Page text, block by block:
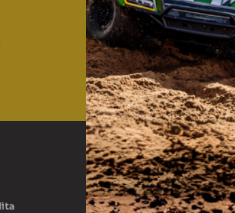
Entrega rápida
Por Chronopost 24h,
DPD 24/48h, Colissimo 48/72h
A PROPOS
¿Quiénes somos?
El equipo